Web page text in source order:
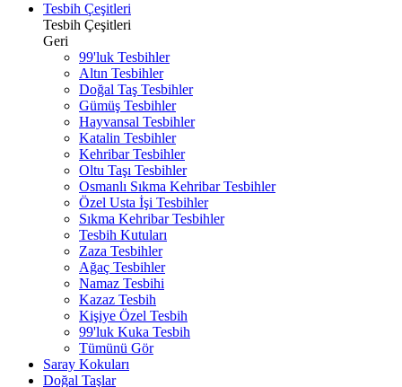
Tesbih Çeşitleri
Tesbih Çeşitleri
Geri
99'luk Tesbihler
Altın Tesbihler
Doğal Taş Tesbihler
Gümüş Tesbihler
Hayvansal Tesbihler
Katalin Tesbihler
Kehribar Tesbihler
Oltu Taşı Tesbihler
Osmanlı Sıkma Kehribar Tesbihler
Özel Usta İşi Tesbihler
Sıkma Kehribar Tesbihler
Tesbih Kutuları
Zaza Tesbihler
Ağaç Tesbihler
Namaz Tesbihi
Kazaz Tesbih
Kişiye Özel Tesbih
99'luk Kuka Tesbih
Tümünü Gör
Saray Kokuları
Doğal Taşlar